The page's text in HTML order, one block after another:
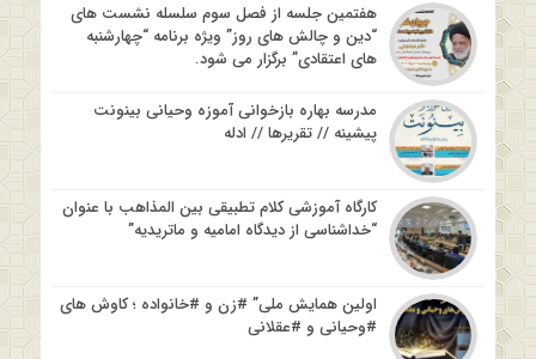
هفتمین جلسه از فصل سوم سلسله نشست های
“دین و چالش های روز” ویژه برنامه “چهارشنبه
های اعتقادی” برگزار می شود.
مدرسه بهاره بازخوانی آموزه وحیانی بینونت
پیشینه // تقریرها // ادله
کارگاه آموزشی کلام تطبیقی بین المذاهب با عنوان
“خداشناسی از دیدگاه امامیه و ماتریدیه”
اولین همایش ملی” #زن و #خانواده ؛ کاوش های
#وحیانی و #عقلانی